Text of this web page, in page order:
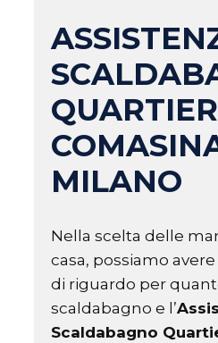
MILANO
Nella scelta delle
casa, possiamo
di riguardo per
scaldabagno e l’
Scaldabagno